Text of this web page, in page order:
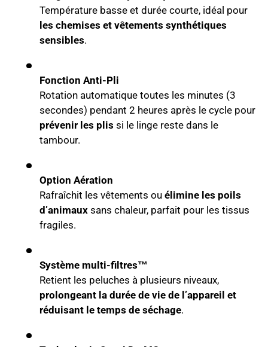
Température basse et durée courte, idéal pour
les chemises et vêtements synthétiques
sensibles.
Fonction Anti-Pli
Rotation automatique toutes les minutes (3
secondes) pendant 2 heures après le cycle pour
prévenir les plis si le linge reste dans le
tambour.
Option Aération
Rafraîchit les vêtements ou élimine les poils
d’animauxsans chaleur, parfait pour les tissus
fragiles.
Système multi-filtres™
Retient les peluches à plusieurs niveaux,
prolongeant la durée de vie de l’appareil et
réduisant le temps de séchage.